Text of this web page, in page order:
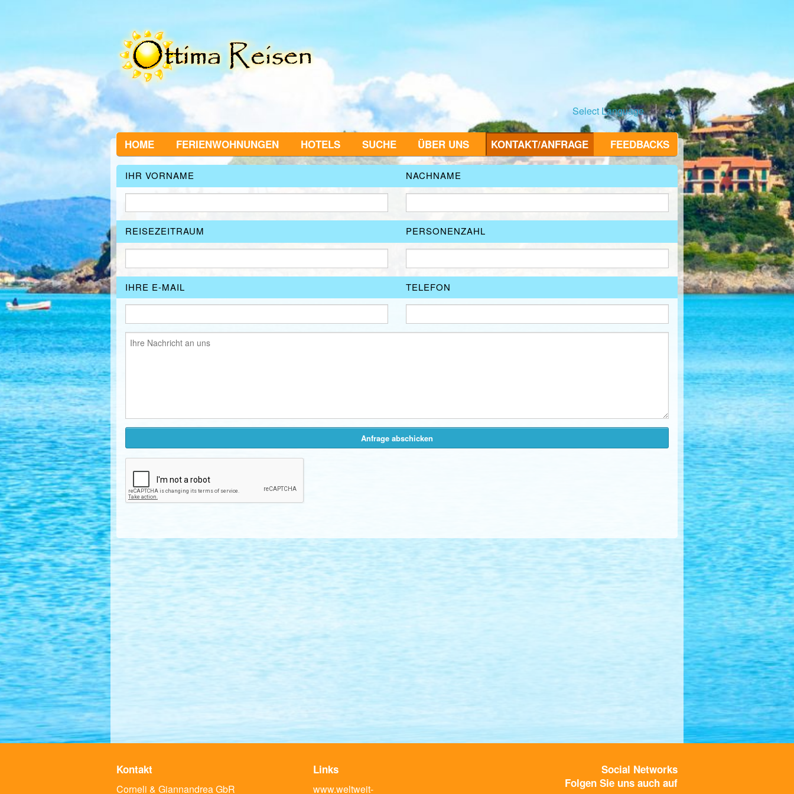
Select Language ▼
HOME FERIENWOHNUNGEN HOTELS SUCHE ÜBER UNS KONTAKT/ANFRAGE FEEDBACKS
IHR VORNAME NACHNAME
REISEZEITRAUM PERSONENZAHL
IHRE E-MAIL TELEFON
Kontakt
Corneli & Giannandrea GbR
Links
www.weltweit-
Social Networks
Folgen Sie uns auch auf